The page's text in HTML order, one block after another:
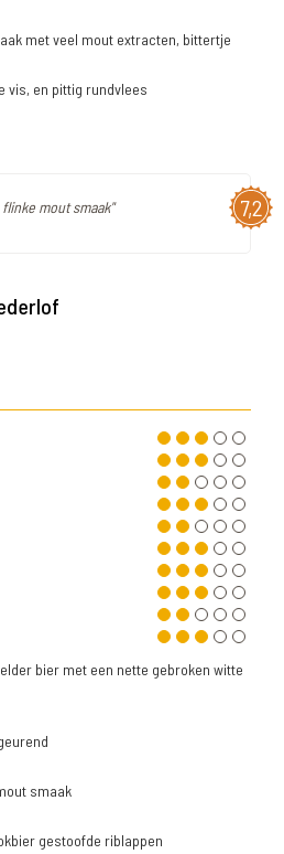
met veel mout extracten, bittertje
vis, en pittig rundvlees
7,2
mout smaak"
bier met een nette gebroken witte
smaak
gestoofde riblappen